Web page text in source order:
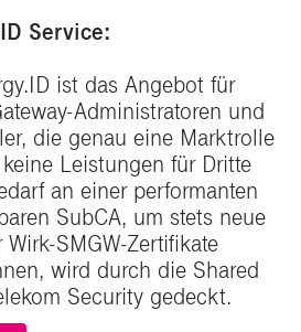
Service:
ist das Angebot für
Administratoren und
die genau eine Marktrolle
Leistungen für Dritte
an einer performanten
SubCA, um stets neue
SMGW-Zertifikate
wird durch die Shared
Security gedeckt.